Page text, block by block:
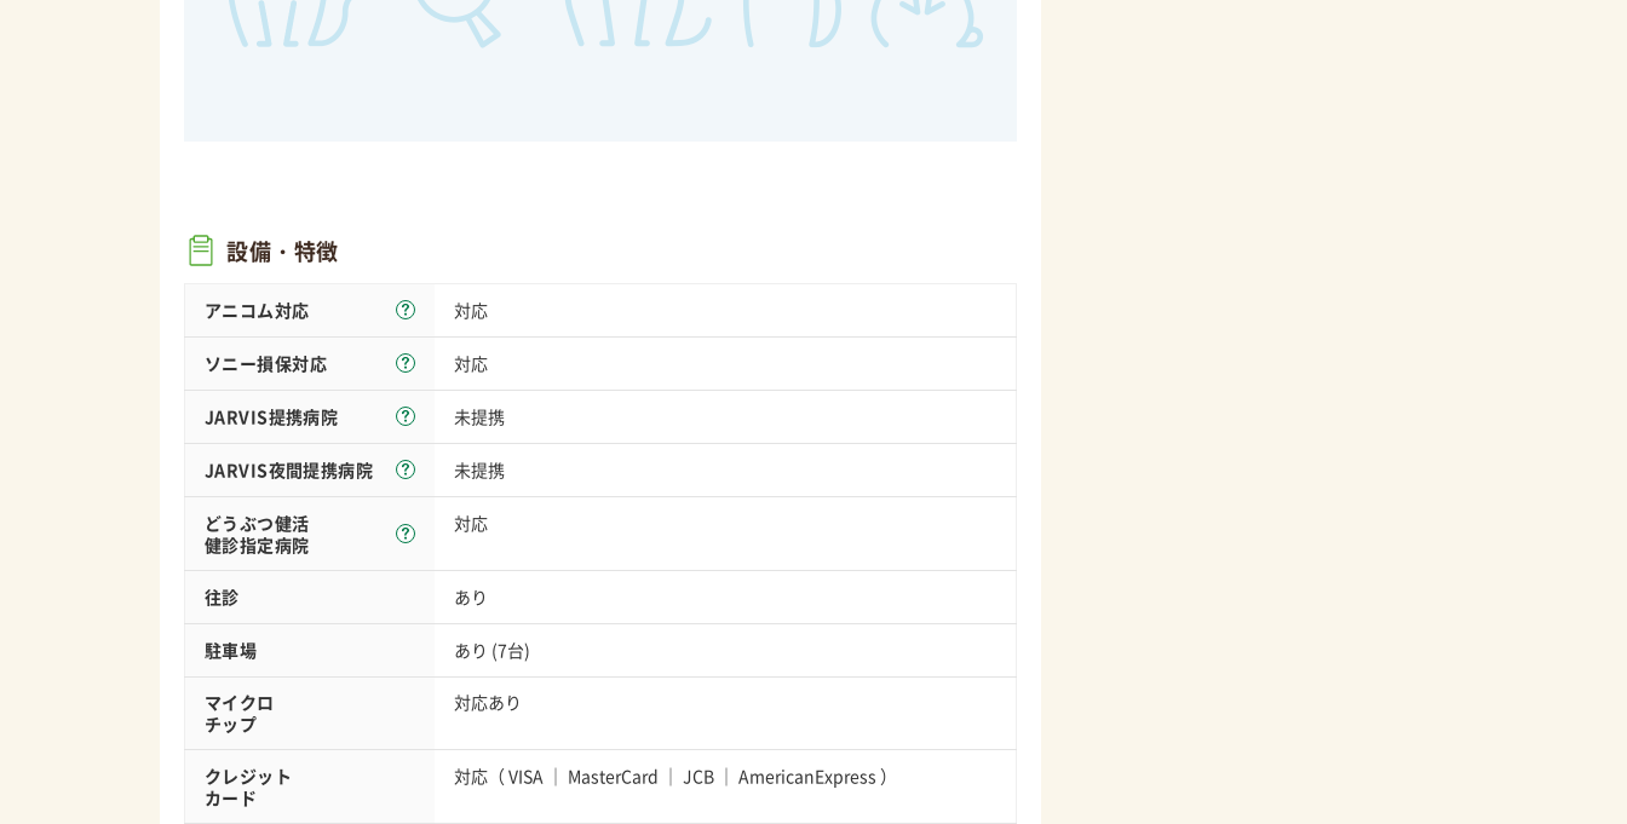
設備・特徴
アニコム対応 対応
ソニー損保対応 対応
JARVIS提携病院 未提携
JARVIS夜間提携病院 未提携
どうぶつ健活
健診指定病院
対応
往診 あり
駐車場 あり (7台)
マイクロ
チップ
対応あり
クレジット
カード
対応（VISA MasterCard JCB AmericanExpress ）